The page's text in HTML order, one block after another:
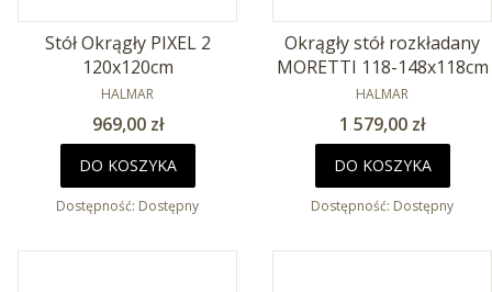
Stół Okrągły PIXEL 2
120x120cm
PRODUCENT
HALMAR
Cena
969,00 zł
DO KOSZYKA
Dostępność: Dostępny
Okrągły stół rozkładany
MORETTI 118-148x118cm
PRODUCENT
HALMAR
Cena
1 579,00 zł
DO KOSZYKA
Dostępność: Dostępny